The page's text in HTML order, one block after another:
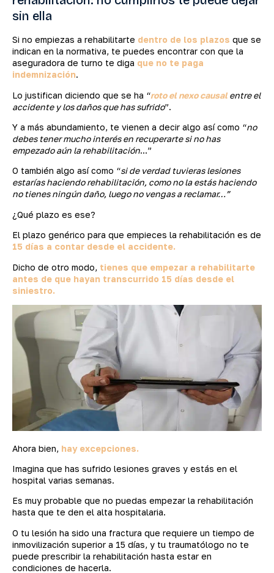
sin ella
Si no empiezas a rehabilitarte dentro de los plazos que se
indican en la normativa, te puedes encontrar con que la
aseguradora de turno te diga que no te paga
indemnización.
Lo justifican diciendo que se ha “roto el nexo causalentre el
accidente y los daños que has sufrido”.
Y a más abundamiento, te vienen a decir algo así como “no
debes tener mucho interés en recuperarte si no has
empezado aún la rehabilitación…”
O también algo así como “si de verdad tuvieras lesiones
estarías haciendo rehabilitación, como no la estás haciendo
no tienes ningún daño, luego no vengas a reclamar…”
¿Qué plazo es ese?
El plazo genérico para que empieces la rehabilitación es de
15 días a contar desde el accidente.
Dicho de otro modo, tienes que empezar a rehabilitarte
antes de que hayan transcurrido 15 días desde el
siniestro.
Ahora bien, hay excepciones.
Imagina que has sufrido lesiones graves y estás en el
hospital varias semanas.
Es muy probable que no puedas empezar la rehabilitación
hasta que te den el alta hospitalaria.
O tu lesión ha sido una fractura que requiere un tiempo de
inmovilización superior a 15 días, y tu traumatólogo no te
puede prescribir la rehabilitación hasta estar en
condiciones de hacerla.